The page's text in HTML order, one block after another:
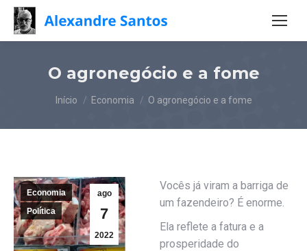
O agronegócio e a fome
Você está aqui:
Início Economia O agronegócio e a fome
ago
7
2022
Economia
Política
Vocês já viram a barriga de
um fazendeiro? É enorme.
Ela reflete a fatura e a
prosperidade do